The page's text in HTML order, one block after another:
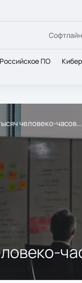
Российское ПО
человеко-часов…